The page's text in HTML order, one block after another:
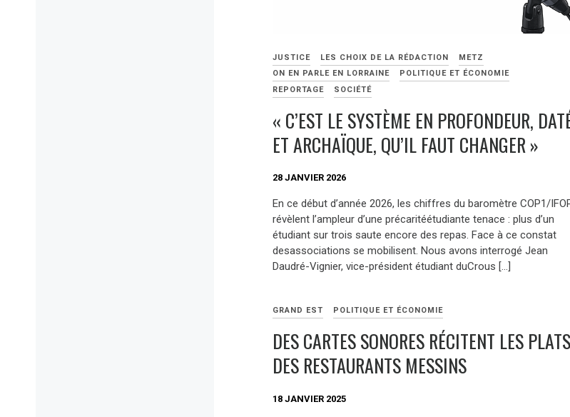
JUSTICE LES CHOIX DE LA RÉDACTION
METZ
ON EN PARLE EN LORRAINE
POLITIQUE ET ÉCONOMIE
REPORTAGE
SOCIÉTÉ
« C’EST LE SYSTÈME EN PROFONDEUR,
ET ARCHAÏQUE, QU’IL FAUT CHANGER »
28 JANVIER 2026
En ce début d’année 2026, les chiffres du baromètre COP1/
révèlent l’ampleur d’une précaritéétudiante tenace : plus d’un
étudiant sur trois saute encore des repas. Face à ce constat
desassociations se mobilisent. Nous avons interrogé Jean
Daudré-Vignier, vice-président étudiant duCrous […]
GRAND EST POLITIQUE ET ÉCONOMIE
DES CARTES SONORES RÉCITENT LES PLATS
DES RESTAURANTS MESSINS
18 JANVIER 2025